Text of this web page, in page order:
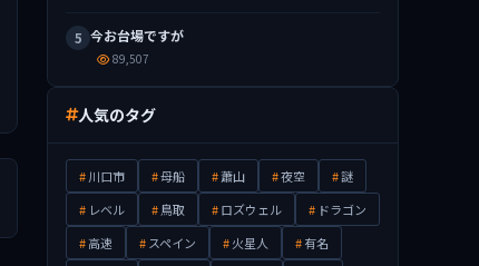
5 今お台場ですが
89,507
人気のタグ
川口市 母船 蕭山 夜空
謎
レベル
鳥取 ロズウェル
ドラゴン
高速
スペイン 火星人
有名